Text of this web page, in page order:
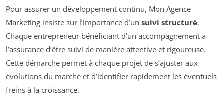
Pour assurer un développement continu, Mon Agence
Marketing insiste sur l’importance d’un suivi structuré.
Chaque entrepreneur bénéficiant d’un accompagnement a
l’assurance d’être suivi de manière attentive et rigoureuse.
Cette démarche permet à chaque projet de s’ajuster aux
évolutions du marché et d’identifier rapidement les éventuels
freins à la croissance.